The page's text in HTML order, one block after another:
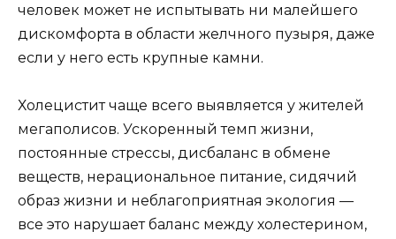
человек может не испытывать ни малейшего
дискомфорта в области желчного пузыря, даже
если у него есть крупные камни.
Холецистит чаще всего выявляется у жителей
мегаполисов. Ускоренный темп жизни,
постоянные стрессы, дисбаланс в обмене
веществ, нерациональное питание, сидячий
образ жизни и неблагоприятная экология —
все это нарушает баланс между холестерином,